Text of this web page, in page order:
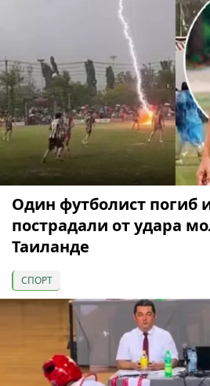
Один футболист погиб
пострадали от удара
Таиланде
СПОРТ